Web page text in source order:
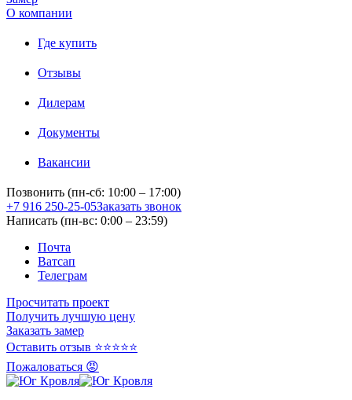
О компании
Где купить
Отзывы
Дилерам
Документы
Вакансии
Позвонить (пн-сб: 10:00 – 17:00)
+7 916 250-25-05Заказать звонок
Написать (пн-вс: 0:00 – 23:59)
Почта
Ватсап
Телеграм
Просчитать проект
Получить лучшую цену
Заказать замер
Оставить отзыв ⭐⭐⭐⭐⭐
Пожаловаться 😡